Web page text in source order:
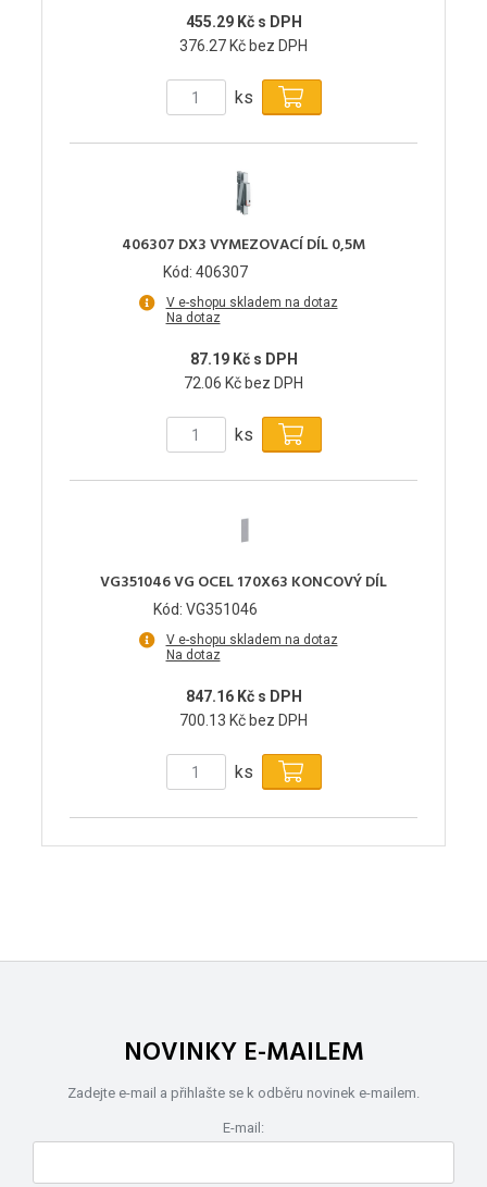
455.29 Kč s DPH
376.27 Kč bez DPH
ks
406307 DX3 VYMEZOVACÍ DÍL 0,5M
Kód: 406307
V e-shopu skladem na dotaz
Na dotaz
87.19 Kč s DPH
72.06 Kč bez DPH
ks
VG351046 VG OCEL 170X63 KONCOVÝ DÍL
Kód: VG351046
V e-shopu skladem na dotaz
Na dotaz
847.16 Kč s DPH
700.13 Kč bez DPH
ks
NOVINKY E-MAILEM
Zadejte e-mail a přihlašte se k odběru novinek e-mailem.
E-mail: